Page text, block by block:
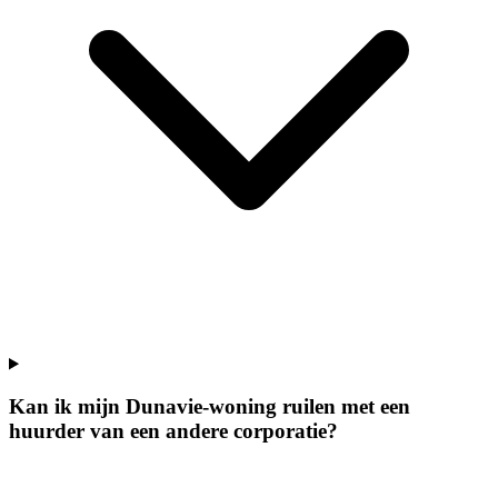
Kan ik mijn Dunavie-woning ruilen met een
huurder van een andere corporatie?